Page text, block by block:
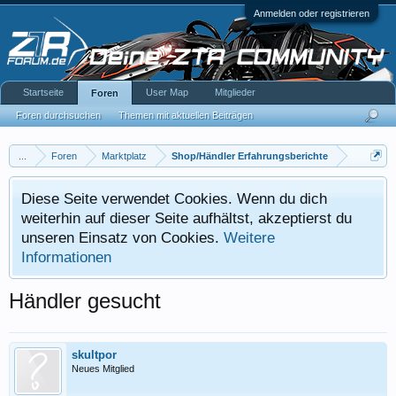
Anmelden oder registrieren
Foren Marktplatz Shop/Händler Erfahrungsberichte
Diese Seite verwendet Cookies. Wenn du dich
weiterhin auf dieser Seite aufhältst, akzeptierst du
unseren Einsatz von Cookies. Weitere
Informationen
Händler gesucht
skultpor
Neues Mitglied
Startseite Foren
Foren durchsuchen Themen mit aktuellen Beiträgen
User Map Mitglieder